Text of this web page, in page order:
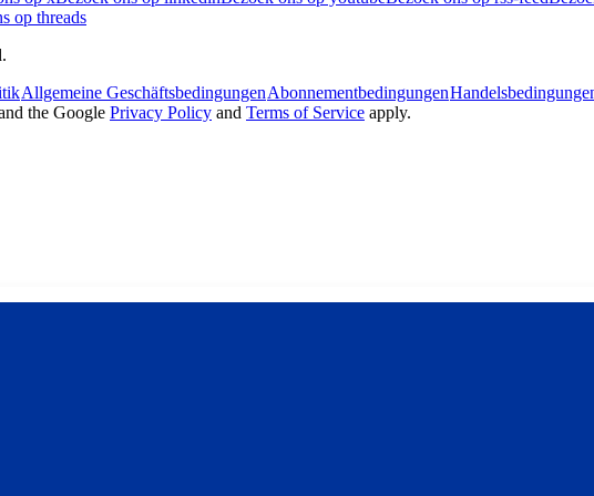
op threads
Allgemeine GeschäftsbedingungenAbonnementbedingungen
the Google Privacy Policy and Terms of Service apply.